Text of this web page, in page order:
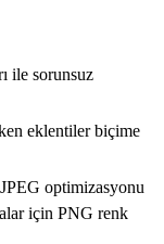
ile sorunsuz
eklentiler biçime
optimizasyonu
için PNG renk